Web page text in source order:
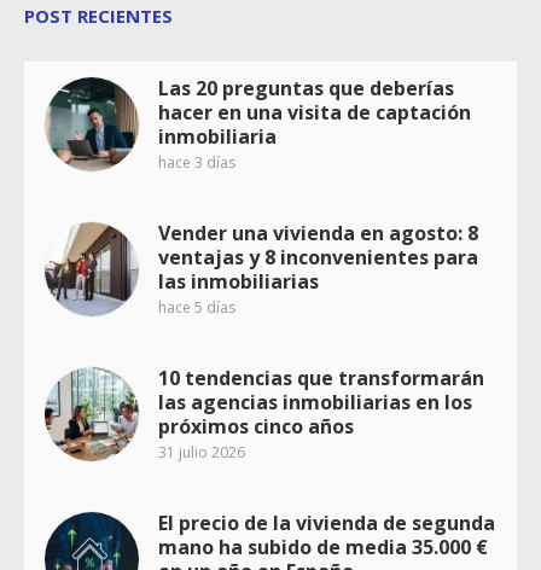
POST RECIENTES
Las 20 preguntas que deberías
hacer en una visita de captación
inmobiliaria
hace 3 días
Vender una vivienda en agosto: 8
ventajas y 8 inconvenientes para
las inmobiliarias
hace 5 días
10 tendencias que transformarán
las agencias inmobiliarias en los
próximos cinco años
31 julio 2026
El precio de la vivienda de segunda
mano ha subido de media 35.000 €